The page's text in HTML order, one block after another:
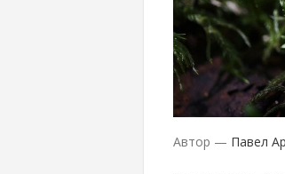
Автор — Павел